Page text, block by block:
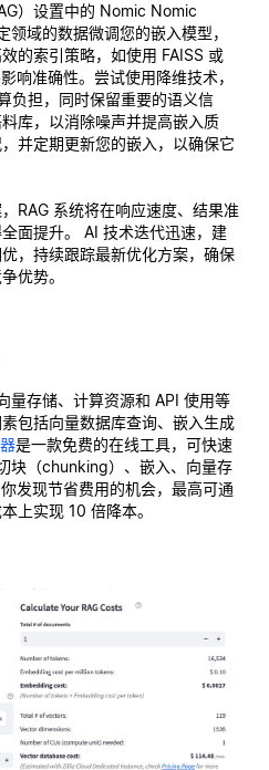
）设置中的 Nomic Nomic
域的数据微调您的嵌入模型，
的索引策略，如使用 FAISS 或
响准确性。尝试使用降维技术，
负担，同时保留重要的语义信
库，以消除噪声并提高嵌入质
并定期更新您的嵌入，以确保它
RAG 系统将在响应速度、结果准
面提升。 AI 技术迭代迅速，建
，持续跟踪最新优化方案，确保
优势。
量存储、计算资源和 API 使用等
包括向量数据库查询、嵌入生成
是一款免费的在线工具，可快速
块（chunking）、嵌入、向量存
发现节省费用的机会，最高可通
上实现 10 倍降本。